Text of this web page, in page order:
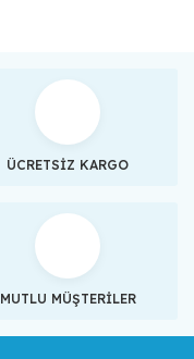
ÜCRETSİZ KARGO
MUTLU MÜŞTERİLER